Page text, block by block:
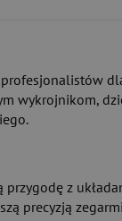
wykrojnikom,
z
precyzją